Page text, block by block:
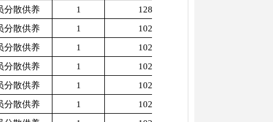
分散供养 1
1280
分散供养 1
1025
分散供养 1
1025
分散供养 1
1025
分散供养 1
1025
分散供养 1
1025